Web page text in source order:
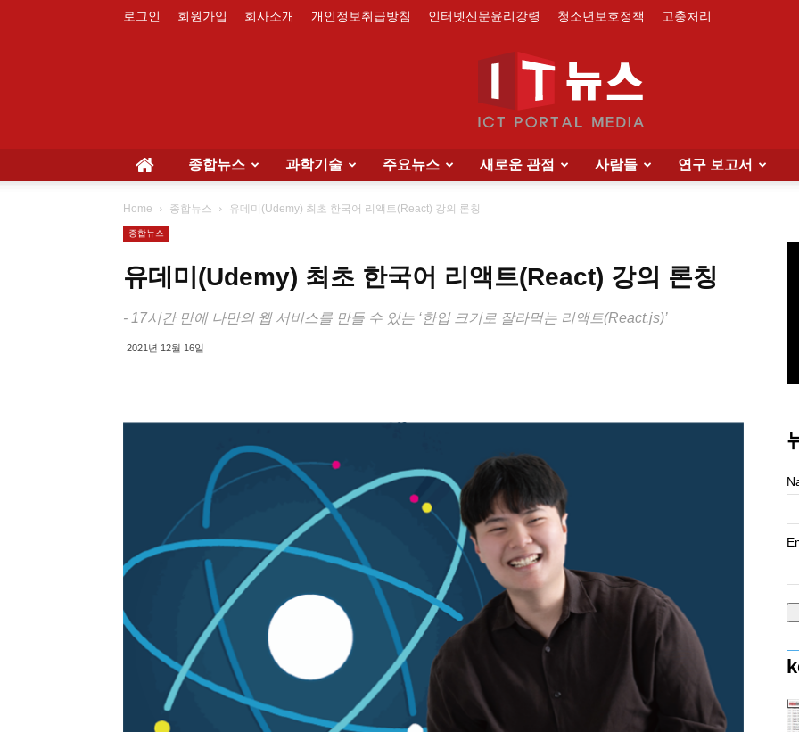
로그인 회원가입 회사소개 개인정보취급방침 인터넷신문윤리강령 청소년보호정책 고충처리
종합뉴스 과학기술 주요뉴스 새로운 관점 사람들 연구 보고서
Home 종합뉴스 유데미(Udemy) 최초 한국어 리액트(React) 강의 론칭
종합뉴스
유데미(Udemy) 최초 한국어 리액트(React) 강의 론칭
- 17시간 만에 나만의 웹 서비스를 만들 수 있는 ‘한입 크기로 잘라먹는 리액트(React.js)’
2021년 12월 16일